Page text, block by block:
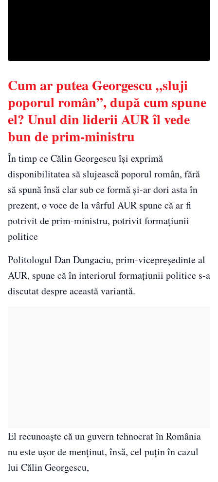
Cum ar putea Georgescu „sluji
poporul român”, după cum spune
el? Unul din liderii AUR îl vede
bun de prim-ministru
În timp ce Călin Georgescu își exprimă
disponibilitatea să slujească poporul român, fără
să spună însă clar sub ce formă și-ar dori asta în
prezent, o voce de la vârful AUR spune că ar fi
potrivit de prim-ministru, potrivit formațiunii
politice
Politologul Dan Dungaciu, prim-vicepreședinte al
AUR, spune că în interiorul formațiunii politice s-a
discutat despre această variantă.
El recunoaște că un guvern tehnocrat în România
nu este ușor de menținut, însă, cel puțin în cazul
lui Călin Georgescu,